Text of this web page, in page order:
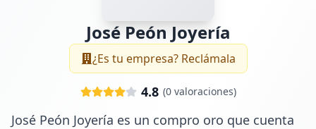
José Peón Joyería
¿Es tu empresa? Reclámala
4.8 (0valoraciones)
José Peón Joyería es un compro oro que cuenta